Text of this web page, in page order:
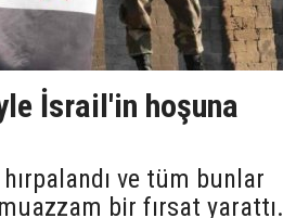
İsrail'in hoşuna
hırpalandı ve tüm bunlar
bir fırsat yarattı.